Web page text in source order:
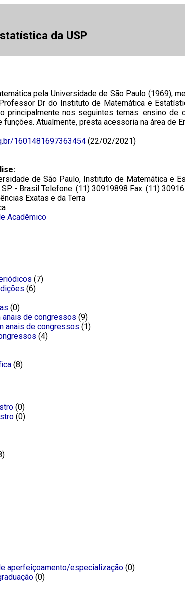
da USP
pela Universidade de São Paulo (1969),
Dr do Instituto de Matemática e
principalmente nos seguintes temas: ensino
Atualmente, presta acessoria na área
1601481697363454(22/02/2021)
de São Paulo, Instituto de Matemática e
- Brasil Telefone: (11) 30919898 Fax: (11)
Exatas e da Terra
Acadêmico
(7)
(6)
(0)
anais de congressos (9)
anais de congressos (1)
(4)
(8)
(0)
(0)
aperfeiçoamento/especialização(0)
(0)